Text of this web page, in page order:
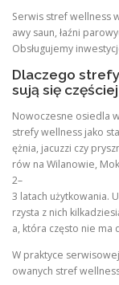
Serwis stref wellness
awy saun, łaźni
Obsługujemy
Dlaczego
sują się
Nowoczesne osiedla
strefy wellness jako
ężnia, jacuzzi czy
rów na Wilanowie,
2–
3 latach użytkowania.
rzysta z nich
a, która często nie ma
W praktyce
owanych stref